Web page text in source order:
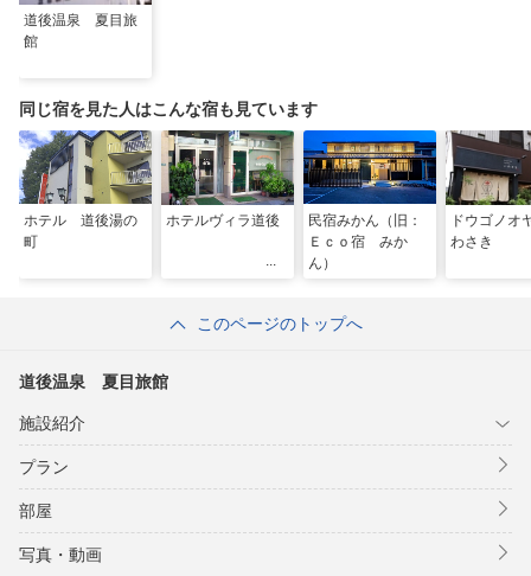
道後温泉 夏目旅
館
同じ宿を見た人はこんな宿も見ています
ホテル 道後湯の
町
ホテルヴィラ道後
民宿みかん（旧：
Ｅｃｏ宿 みか
ん）
ドウゴノオ
わさき
このページのトップへ
道後温泉 夏目旅館
施設紹介
プラン
部屋
写真・動画